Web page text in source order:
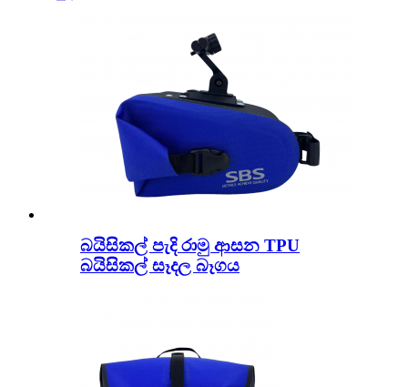
බයිසිකල් පැදි රාමු ආසන TPU
බයිසිකල් සෑදල බෑගය